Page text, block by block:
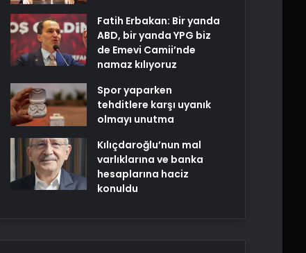
Fatih Erbakan: Bir yanda
ABD, bir yanda YPG biz
de Emevi Camii’nde
namaz kılıyoruz
Spor yaparken
tehditlere karşı uyanık
olmayı unutma
Kılıçdaroğlu’nun mal
varlıklarına ve banka
hesaplarına haciz
konuldu